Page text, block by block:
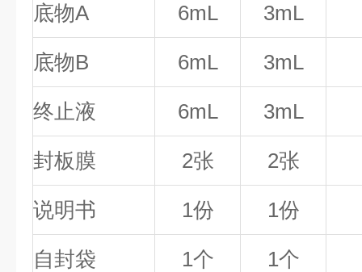
底物A 6mL 3mL
底物B 6mL 3mL
终止液 6mL 3mL
封板膜 2张 2张
说明书 1份 1份
自封袋 1个 1个